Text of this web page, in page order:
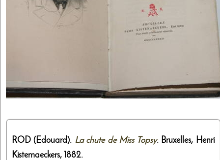
ROD (Edouard). La chute de Miss Topsy. Bruxelles, Henri
Kistemaeckers, 1882.